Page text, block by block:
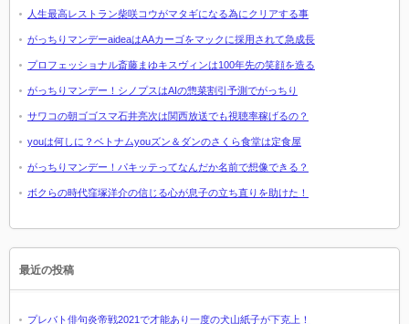
人生最高レストラン柴咲コウがマタギになる為にクリアする事
がっちりマンデーaideaはAAカーゴをマックに採用されて急成長
プロフェッショナル斎藤まゆキスヴィンは100年先の笑顔を造る
がっちりマンデー！シノプスはAIの惣菜割引予測でがっちり
サワコの朝ゴゴスマ石井亮次は関西放送でも視聴率稼げるの？
youは何しに？ベトナムyouズン＆ダンのさくら食堂は定食屋
がっちりマンデー！パキッテってなんだか名前で想像できる？
ボクらの時代窪塚洋介の信じる心が息子の立ち直りを助けた！
最近の投稿
プレバト俳句炎帝戦2021で才能あり一度の犬山紙子が下克上！